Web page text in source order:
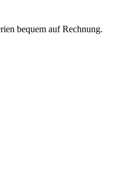
bequem auf Rechnung.